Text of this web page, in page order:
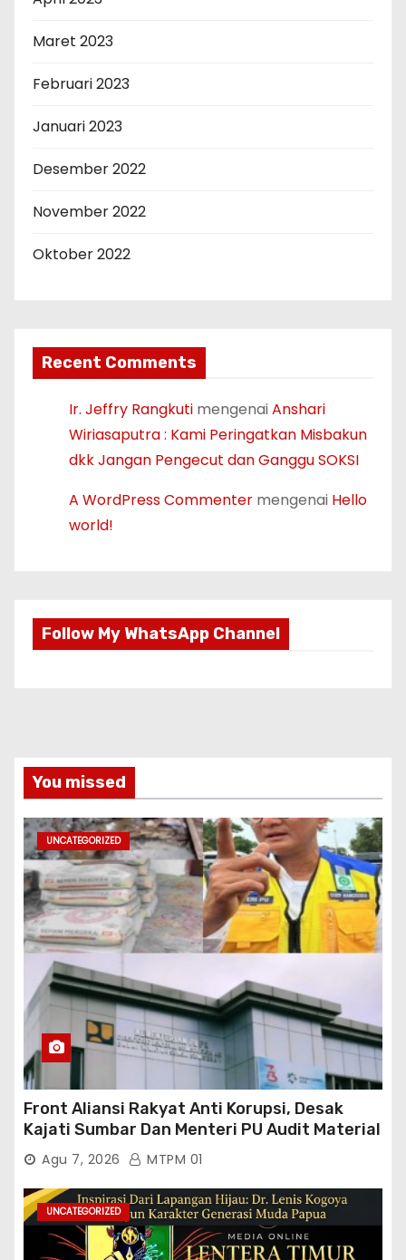
Maret 2023
Februari 2023
Januari 2023
Desember 2022
November 2022
Oktober 2022
Recent Comments
Ir. Jeffry Rangkuti mengenaiAnshari
Wiriasaputra : Kami Peringatkan Misbakun
dkk Jangan Pengecut dan Ganggu SOKSI
A WordPress Commenter mengenai Hello
world!
Follow My WhatsApp Channel
You missed
UNCATEGORIZED
Front Aliansi Rakyat Anti Korupsi, Desak
Kajati Sumbar Dan Menteri PU Audit Material
PT. Brantas Abipraya Kontrak No :
06.Nopember 2025 s.d 31 Maret 2026
Sumber Dana: APBN Nilai Kontrak : Rp
76.130.630.000.00,- Diduga Ka.Balai BWSS V
Padang Tutup Mata
Agu 7, 2026 MTPM 01
UNCATEGORIZED